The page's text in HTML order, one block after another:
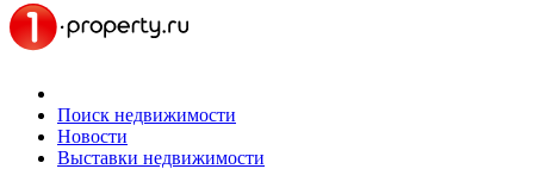
Поиск недвижимости
Новости
Выставки недвижимости